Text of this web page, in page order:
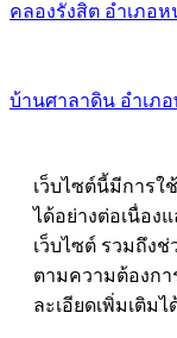
คลองรังสิต อำเภอ
บ้านศาลาดิน อำเภ
เว็บไซต์นี้มีการใ
ได้อย่างต่อเนื่อง
เว็บไซต์ รวมถึงช่
ตามความต้องก
ละเอียดเพิ่มเติมไ